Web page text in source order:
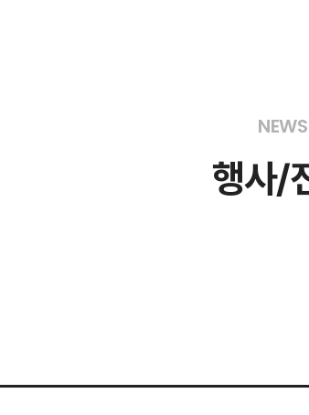
NEWS
행사/